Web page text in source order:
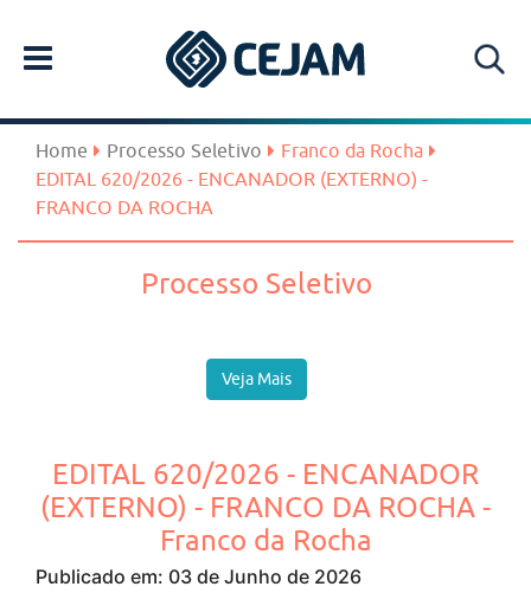
Home Processo Seletivo
Franco da Rocha
EDITAL 620/2026 - ENCANADOR (EXTERNO) -
FRANCO DA ROCHA
Processo Seletivo
Veja Mais
EDITAL 620/2026 - ENCANADOR
(EXTERNO) - FRANCO DA ROCHA -
Franco da Rocha
Publicado em: 03 de Junho de 2026